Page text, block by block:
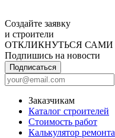
Создайте заявку
и строители
ОТКЛИКНУТЬСЯ САМИ
Подпишись на новости
Подписаться
Заказчикам
Каталог строителей
Стоимость работ
Калькулятор ремонта